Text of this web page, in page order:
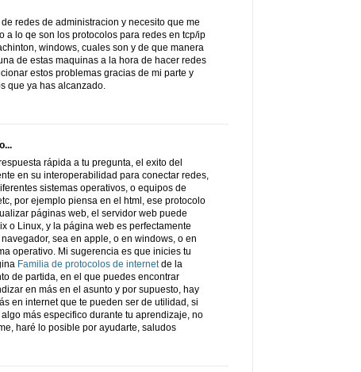
redes de administracion y necesito que me
a lo qe son los protocolos para redes en tcp/ip
windows, cuales son y de que manera
de estas maquinas a la hora de hacer redes
estos problemas gracias de mi parte y
que ya has alcanzado.
rápida a tu pregunta, el exito del
en su interoperabilidad para conectar redes,
sistemas operativos, o equipos de
por ejemplo piensa en el html, ese protocolo
páginas web, el servidor web puede
o Linux, y la página web es perfectamente
sea en apple, o en windows, o en
operativo. Mi sugerencia es que inicies tu
Familia de protocolos de internetde la
de partida, en el que puedes encontrar
en más en el asunto y por supuesto, hay
en internet que te pueden ser de utilidad, si
más especifico durante tu aprendizaje, no
haré lo posible por ayudarte, saludos